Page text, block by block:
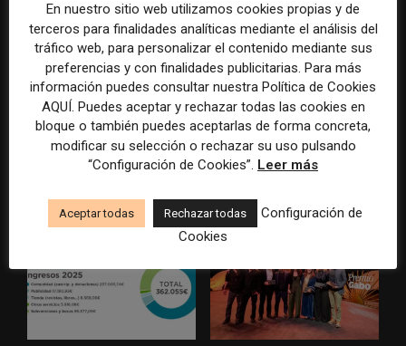
La Universidad CEU
Cardenal Herrera presenta
un informe con pautas para
Paul Krugman alerta del
avance de los
multimillonarios sobre los
En nuestro sitio web utilizamos cookies propias y de
terceros para finalidades analíticas mediante el análisis del
tráfico web, para personalizar el contenido mediante sus
preferencias y con finalidades publicitarias. Para más
información puedes consultar nuestra Política de Cookies
AQUÍ. Puedes aceptar y rechazar todas las cookies en
bloque o también puedes aceptarlas de forma concreta,
modificar su selección o rechazar su uso pulsando
“Configuración de Cookies”. Leer más
Aceptar todas Rechazar todas
Configuración de
Cookies